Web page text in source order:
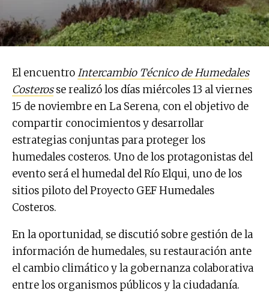
El encuentroIntercambio Técnico de Humedales
Costerosse realizó los días miércoles 13 al viernes
15 de noviembre en La Serena, con el objetivo de
compartir conocimientos y desarrollar
estrategias conjuntas para proteger los
humedales costeros. Uno de los protagonistas del
evento será el humedal del Río Elqui, uno de los
sitios piloto del Proyecto GEF Humedales
Costeros.
En la oportunidad, se discutió sobre gestión de la
información de humedales, su restauración ante
el cambio climático y la gobernanza colaborativa
entre los organismos públicos y la ciudadanía.